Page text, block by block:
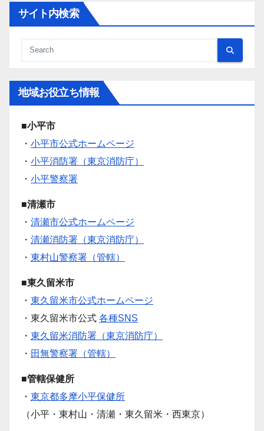
サイト内検索
地域お役立ち情報
■小平市
・ 小平市公式ホームページ
・ 小平消防署（東京消防庁）
・ 小平警察署
■清瀬市
・ 清瀬市公式ホームページ
・ 清瀬消防署（東京消防庁）
・ 東村山警察署（管轄）
■東久留米市
・ 東久留米市公式ホームページ
・東久留米市公式 各種SNS
・ 東久留米消防署（東京消防庁）
・ 田無警察署（管轄）
■管轄保健所
・ 東京都多摩小平保健所
（小平・東村山・清瀬・東久留米・西東京）